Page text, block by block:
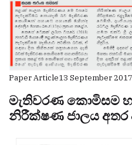
Paper Article13 September 2017
මැතිවරණ කොමිසම
නිරීක්ෂණ ජාලය